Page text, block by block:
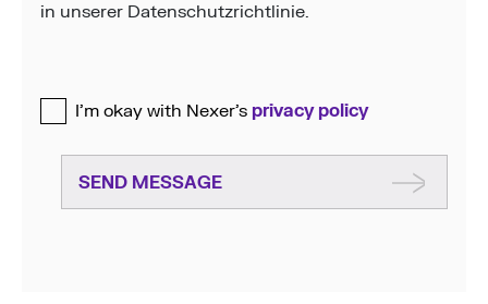
in unserer Datenschutzrichtlinie.
I’m okay with Nexer’s privacy policy
SEND MESSAGE